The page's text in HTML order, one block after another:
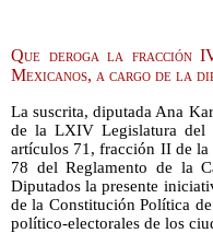
Que deroga la fracción
Mexicanos, a cargo de la
La suscrita, diputada Ana
de la LXIV Legislatura del
artículos 71, fracción II de
78 del Reglamento de la
Diputados la presente
de la Constitución Política
político-electorales de los